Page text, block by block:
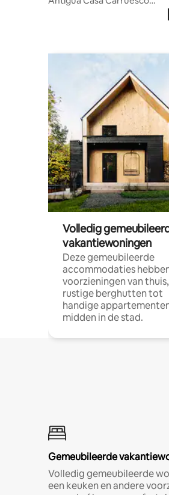
Volledig
vakantiewoningen
Deze gemeubileerde
accommodaties
voorzieningen van
rustige berghutten tot
handige
midden in de stad.
Gemeubileerde
Volledig gemeubileerde
een keuken en andere